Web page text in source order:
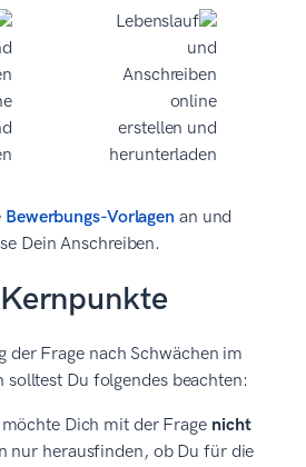
Bewerbungs-Vorlagen an und
Dein Anschreiben.
der Frage nach Schwächen im
solltest Du folgendes beachten:
Dich mit der Frage nicht
nur herausfinden, ob Du für die